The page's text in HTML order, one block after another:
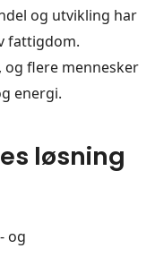
og utvikling har
fattigdom.
flere mennesker
energi.
løsning
og